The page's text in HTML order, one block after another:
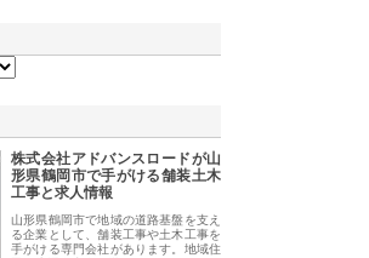
株式会社アドバンスロードが山
形県鶴岡市で手がける舗装土木
工事と求人情報
山形県鶴岡市で地域の道路基盤を支え
る企業として、舗装工事や土木工事を
手がける専門会社があります。地域住